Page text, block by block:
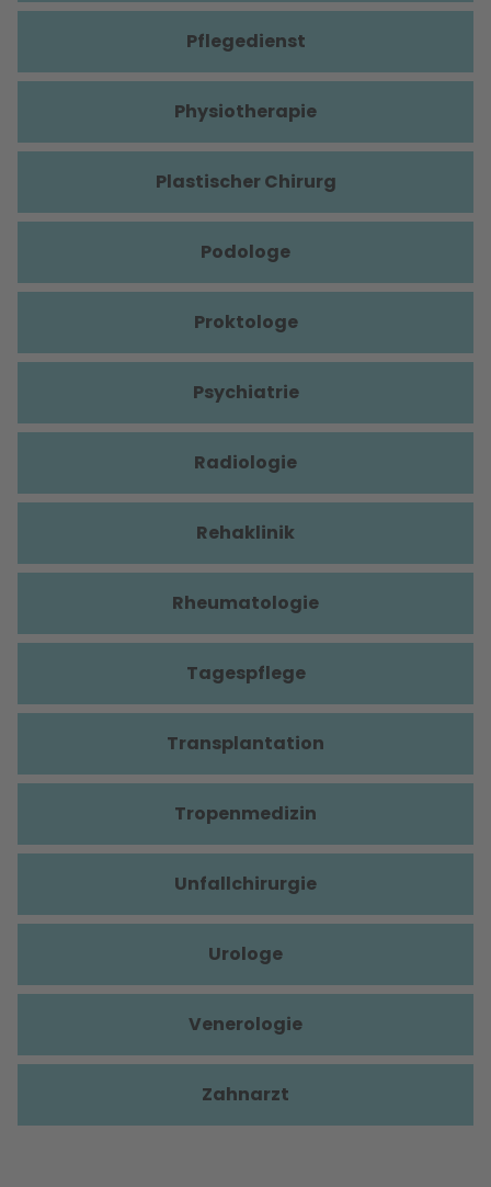
Pflegedienst
Physiotherapie
Plastischer Chirurg
Podologe
Proktologe
Psychiatrie
Radiologie
Rehaklinik
Rheumatologie
Tagespflege
Transplantation
Tropenmedizin
Unfallchirurgie
Urologe
Venerologie
Zahnarzt